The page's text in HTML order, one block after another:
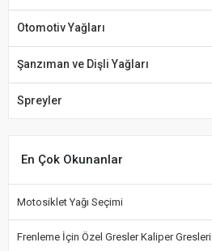
Otomotiv Yağları
Şanzıman ve Dişli Yağları
Spreyler
En Çok Okunanlar
Motosiklet Yağı Seçimi
Frenleme İçin Özel Gresler Kaliper Gresleri